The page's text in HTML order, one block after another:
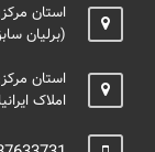
استان
(برلیان
استان
املاک ایرانیان طبقه ۳